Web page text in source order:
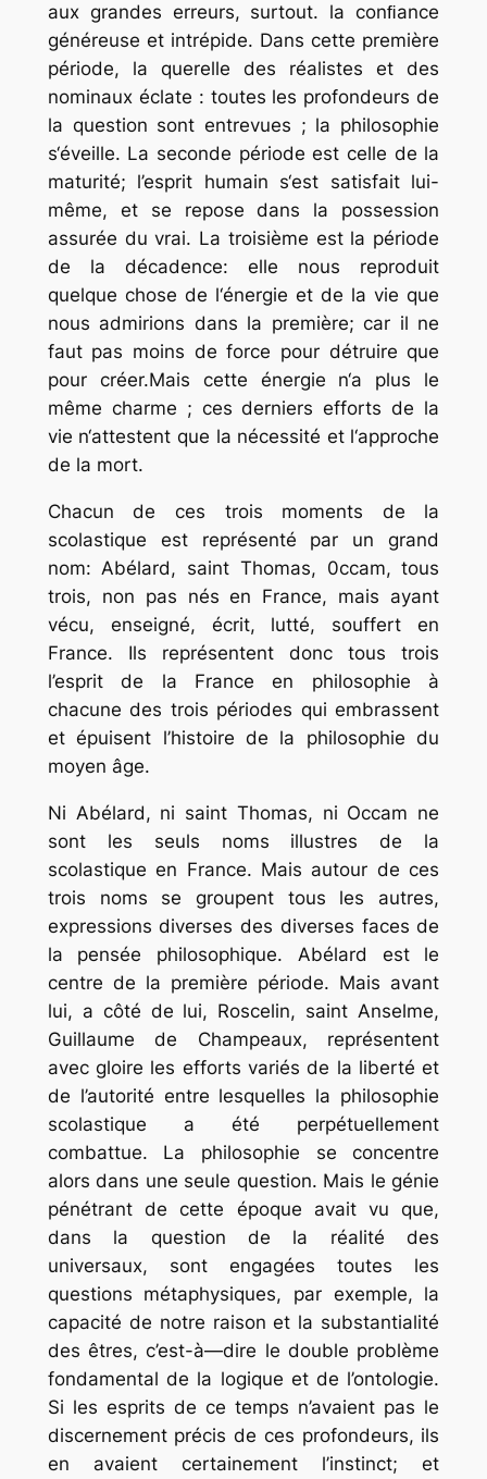
aux grandes erreurs, surtout. la conﬁance
généreuse et intrépide. Dans cette première
période, la querelle des réalistes et des
nominaux éclate : toutes les profondeurs de
la question sont entrevues ; la philosophie
s‘éveille. La seconde période est celle de la
maturité; l’esprit humain s‘est satisfait lui-
même, et se repose dans la possession
assurée du vrai. La troisième est la période
de la décadence: elle nous reproduit
quelque chose de l‘énergie et de la vie que
nous admirions dans la première; car il ne
faut pas moins de force pour détruire que
pour créer.Mais cette énergie n‘a plus le
même charme ; ces derniers efforts de la
vie n‘attestent que la nécessité et l‘approche
de la mort.
Chacun de ces trois moments de la
scolastique est représenté par un grand
nom: Abélard, saint Thomas, 0ccam, tous
trois, non pas nés en France, mais ayant
vécu, enseigné, écrit, lutté, souffert en
France. Ils représentent donc tous trois
l’esprit de la France en philosophie à
chacune des trois périodes qui embrassent
et épuisent l’histoire de la philosophie du
moyen âge.
Ni Abélard, ni saint Thomas, ni Occam ne
sont les seuls noms illustres de la
scolastique en France. Mais autour de ces
trois noms se groupent tous les autres,
expressions diverses des diverses faces de
la pensée philosophique. Abélard est le
centre de la première période. Mais avant
lui, a côté de lui, Roscelin, saint Anselme,
Guillaume de Champeaux, représentent
avec gloire les efforts variés de la liberté et
de l’autorité entre lesquelles la philosophie
scolastique a été perpétuellement
combattue. La philosophie se concentre
alors dans une seule question. Mais le génie
pénétrant de cette époque avait vu que,
dans la question de la réalité des
universaux, sont engagées toutes les
questions métaphysiques, par exemple, la
capacité de notre raison et la substantialité
des êtres, c’est-à—dire le double problème
fondamental de la logique et de l’ontologie.
Si les esprits de ce temps n’avaient pas le
discernement précis de ces profondeurs, ils
en avaient certainement l’instinct; et